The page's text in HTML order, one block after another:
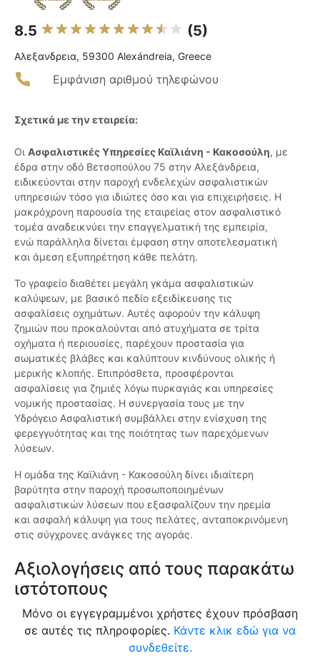
8.5 (5)
Αλεξανδρεια, 59300 Alexándreia, Greece
Εμφάνιση αριθμού τηλεφώνου
Σχετικά με την εταιρεία:
Οι Ασφαλιστικές Υπηρεσίες Καϊλιάνη - Κακοσούλη, με
έδρα στην οδό Βετσοπούλου 75 στην Αλεξάνδρεια,
ειδικεύονται στην παροχή ενδελεχών ασφαλιστικών
υπηρεσιών τόσο για ιδιώτες όσο και για επιχειρήσεις. Η
μακρόχρονη παρουσία της εταιρείας στον ασφαλιστικό
τομέα αναδεικνύει την επαγγελματική της εμπειρία,
ενώ παράλληλα δίνεται έμφαση στην αποτελεσματική
και άμεση εξυπηρέτηση κάθε πελάτη.
Το γραφείο διαθέτει μεγάλη γκάμα ασφαλιστικών
καλύψεων, με βασικό πεδίο εξειδίκευσης τις
ασφαλίσεις οχημάτων. Αυτές αφορούν την κάλυψη
ζημιών που προκαλούνται από ατυχήματα σε τρίτα
οχήματα ή περιουσίες, παρέχουν προστασία για
σωματικές βλάβες και καλύπτουν κινδύνους ολικής ή
μερικής κλοπής. Επιπρόσθετα, προσφέρονται
ασφαλίσεις για ζημιές λόγω πυρκαγιάς και υπηρεσίες
νομικής προστασίας. Η συνεργασία τους με την
Υδρόγειο Ασφαλιστική συμβάλλει στην ενίσχυση της
φερεγγυότητας και της ποιότητας των παρεχόμενων
λύσεων.
Η ομάδα της Καϊλιάνη - Κακοσούλη δίνει ιδιαίτερη
βαρύτητα στην παροχή προσωποποιημένων
ασφαλιστικών λύσεων που εξασφαλίζουν την ηρεμία
και ασφαλή κάλυψη για τους πελάτες, ανταποκρινόμενη
στις σύγχρονες ανάγκες της αγοράς.
Αξιολογήσεις από τους παρακάτω
ιστότοπους
Μόνο οι εγγεγραμμένοι χρήστες έχουν πρόσβαση
σε αυτές τις πληροφορίες. Κάντε κλικ εδώ για να
συνδεθείτε.